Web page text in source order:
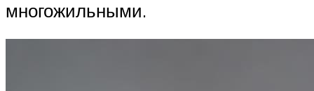
многожильными.